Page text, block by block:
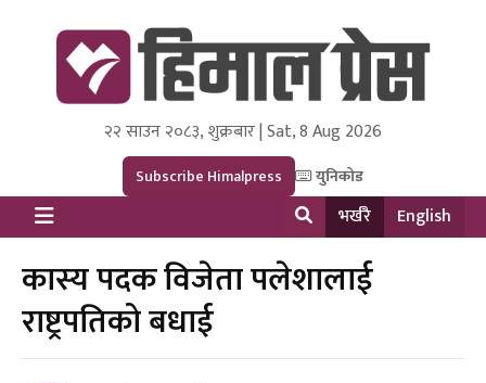
Himal Press
Dot NewsyNepal Media and Research Pvt Ltd.
२२ साउन २०८३, शुक्रबार | Sat, 8 Aug 2026
Subscribe Himalpress युनिकोड
भर्खरै English
कास्य पदक विजेता पलेशालाई
राष्ट्रपतिको बधाई